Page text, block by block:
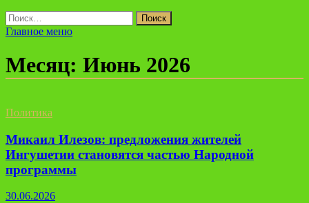
Найти:
Главное меню
Месяц: Июнь 2026
Политика
Микаил Илезов: предложения жителей
Ингушетии становятся частью Народной
программы
30.06.2026